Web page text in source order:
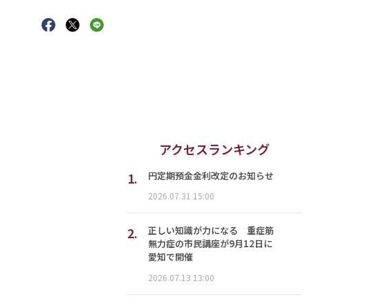
アクセスランキング
1.
円定期預金金利改定のお知らせ
2026.07.31 15:00
2.
正しい知識が力になる 重症筋
無力症の市民講座が9月12日に
愛知で開催
2026.07.13 13:00